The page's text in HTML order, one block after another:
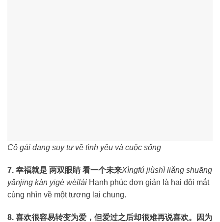
Cô gái đang suy tư về tình yêu và cuộc sống
7. 幸福就是 两双眼睛 看一个未来Xìngfú jiùshì liǎng shuāng
yǎnjīng kàn yīgè wèilái Hạnh phúc đơn giản là hai đôi mắt
cùng nhìn về một tương lai chung.
8. 喜欢很容易转变为爱，但爱过之后却很难再说喜欢。因为